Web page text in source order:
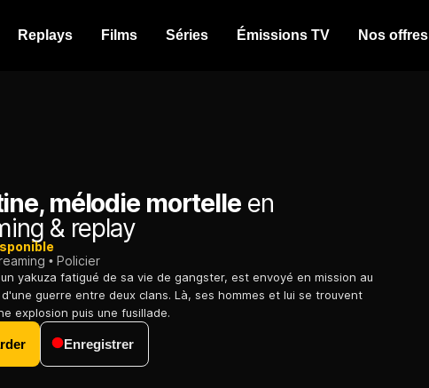
Replays Films Séries Émissions TV Nos offres
mélodie mortelleen
& replay
Policier
yakuza fatigué de sa vie de gangster, est envoyé en mission au
guerre entre deux clans. Là, ses hommes et lui se trouvent
explosion puis une fusillade.
Enregistrer